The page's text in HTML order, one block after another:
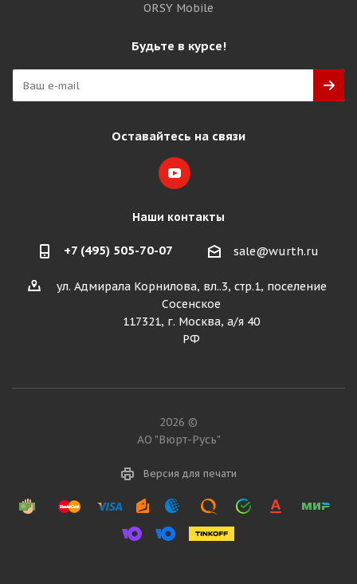
ORSY Mobile
Будьте в курсе!
Оставайтесь на связи
Наши контакты
+7 (495) 505-70-07 sale@wurth.ru
ул. Адмирала Корнилова, вл..3, стр.1, поселение
Сосенское
117321, г. Москва, а/я 40
РФ
2026 ©
АО "Вюрт-Русь"
Версия для печати